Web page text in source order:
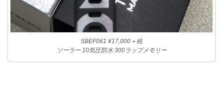
SBEF061 ¥17,000＋税
ソーラー 10気圧防水 300ラップメモリー